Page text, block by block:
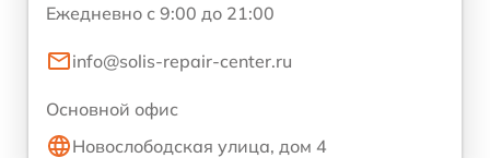
Ежедневно с 9:00 до 21:00
info@solis-repair-center.ru
Основной офис
Новослободская улица, дом 4